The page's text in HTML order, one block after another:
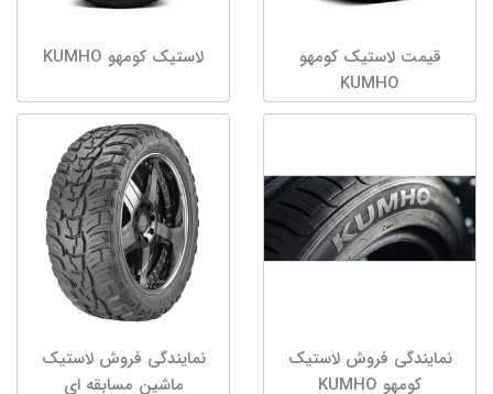
قیمت لاستیک کومهو
KUMHO
لاستیک کومهو KUMHO
نمایندگی فروش لاستیک
کومهو KUMHO
نمایندگی فروش لاستیک
ماشین مسابقه ای